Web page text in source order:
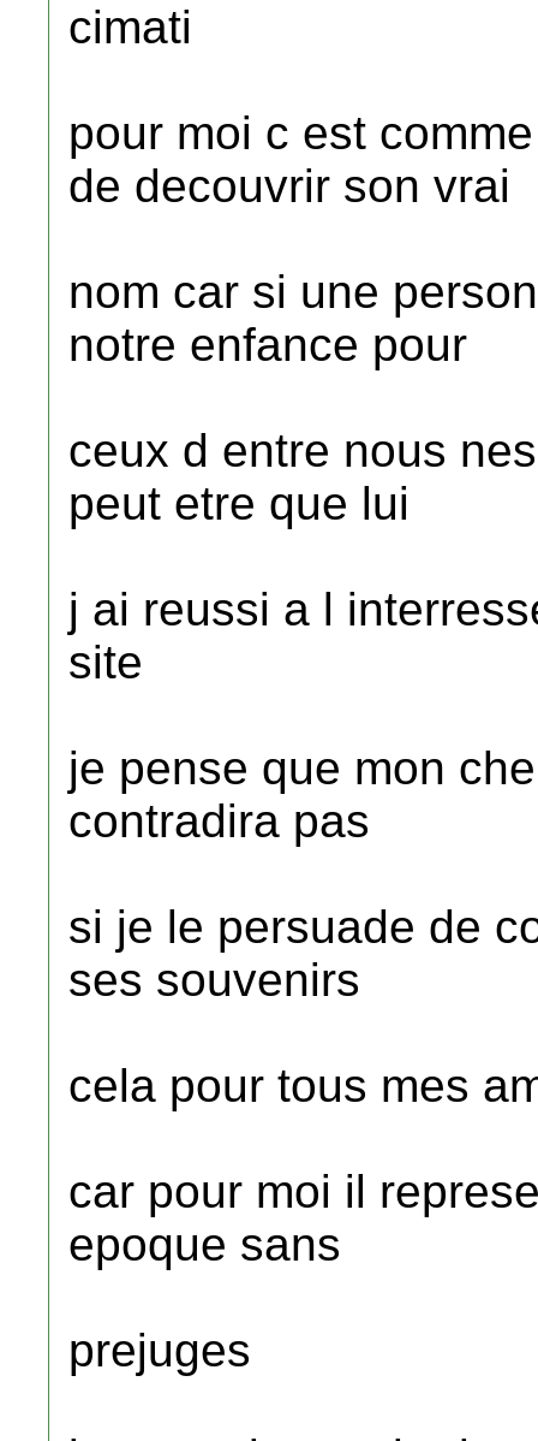
cimati
pour moi c est
de decouvrir son vrai
nom car si une
notre enfance pour
ceux d entre nous
peut etre que lui
j ai reussi a l
site
je pense que mon
contradira pas
si je le persuade de
ses souvenirs
cela pour tous mes
car pour moi il
epoque sans
prejuges